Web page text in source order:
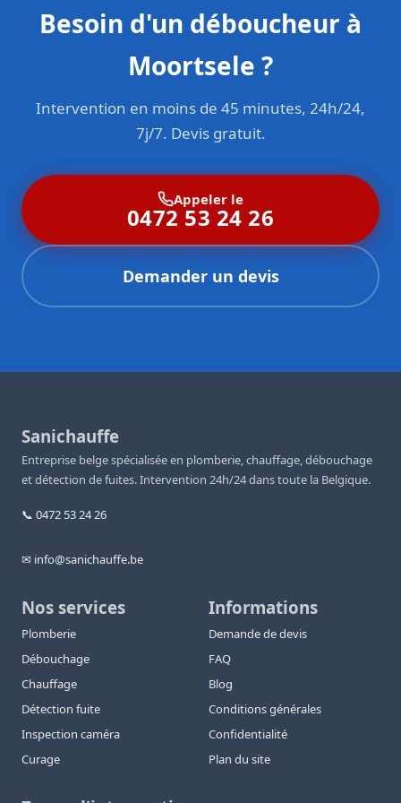
Besoin d'un déboucheur à
Moortsele ?
Intervention en moins de 45 minutes, 24h/24,
7j/7. Devis gratuit.
Appeler le
0472 53 24 26
Demander un devis
Sanichauffe
Entreprise belge spécialisée en plomberie, chauffage, débouchage
et détection de fuites. Intervention 24h/24 dans toute la Belgique.
📞 0472 53 24 26
✉ info@sanichauffe.be
Nos services
Plomberie
Débouchage
Chauffage
Détection fuite
Inspection caméra
Curage
Informations
Demande de devis
FAQ
Blog
Conditions générales
Confidentialité
Plan du site